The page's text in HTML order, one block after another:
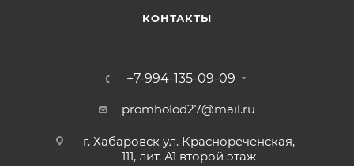
КОНТАКТЫ
+7-994-135-09-09
promholod27@mail.ru
г. Хабаровск ул. Краснореченская,
111, лит. А1 второй этаж